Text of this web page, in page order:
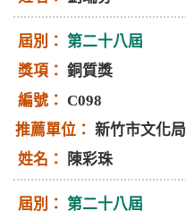
第二十八屆
銅質獎
C098
新竹市文化局
陳彩珠
第二十八屆